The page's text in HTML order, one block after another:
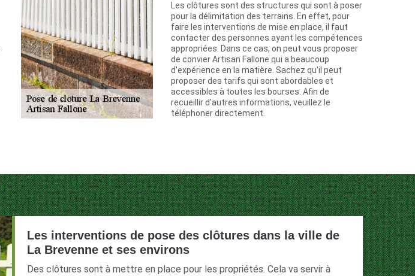
Les clôtures sont des structures qui sont à poser
pour la délimitation des terrains. En effet, pour
faire les interventions de mise en place, il faut
contacter des personnes ayant les compétences
appropriées. Dans ce cas, on peut vous proposer
de convier Artisan Fallone qui a beaucoup
d'expérience en la matière. Sachez qu'il peut
proposer des tarifs qui sont abordables et
accessibles à toutes les bourses. Afin de
recueillir d'autres informations, veuillez le
téléphoner directement.
Les interventions de pose des clôtures dans la ville de
La Brevenne et ses environs
Des clôtures sont à mettre en place pour les propriétés. Cela va servir à